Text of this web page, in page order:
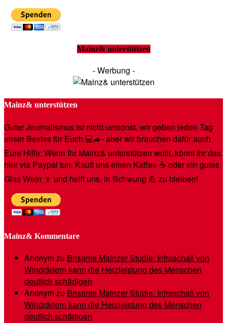
Mainz& unterstützen
- Werbung -
Mainz& unterstützen
Guter Journalismus ist nicht umsonst, wir geben jeden Tag
unser Bestes für Euch 💻🚙- aber wir brauchen dafür auch
Eure Hilfe: Wenn Ihr Mainz& unterstützen wollt, könnt Ihr das
hier via Paypal tun. Kauft uns einen Kaffee ☕️ oder ein gutes
Glas Wein 🍷 und helft uns, in Schwung 💪 zu bleiben!
Mainz& Kommentare
Anonymzu Brisante Mainzer Studie: Infraschall von
Windrädern kann die Herzleistung des Menschen
deutlich schädigen
Anonymzu Brisante Mainzer Studie: Infraschall von
Windrädern kann die Herzleistung des Menschen
deutlich schädigen